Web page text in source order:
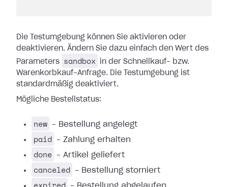
Die Testumgebung können Sie aktivieren oder
deaktivieren. Ändern Sie dazu einfach den Wert des
Parameters
sandbox
in der Schnellkauf- bzw.
Warenkorbkauf-Anfrage. Die Testumgebung ist
standardmäßig deaktiviert.
Mögliche Bestellstatus:
new – Bestellung angelegt
paid – Zahlung erhalten
done – Artikel geliefert
canceled – Bestellung storniert